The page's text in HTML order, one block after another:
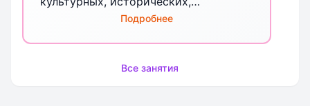
нравственных ценностей народа, его
органично вошло в наш быт и
Подробнее
Все занятия